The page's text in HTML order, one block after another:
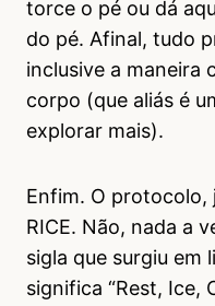
torce o pé ou dá
do pé. Afinal, tudo
inclusive a maneira
corpo (que aliás é
explorar mais).
Enfim. O protocolo,
RICE. Não, nada a
sigla que surgiu em
significa “Rest, Ice,